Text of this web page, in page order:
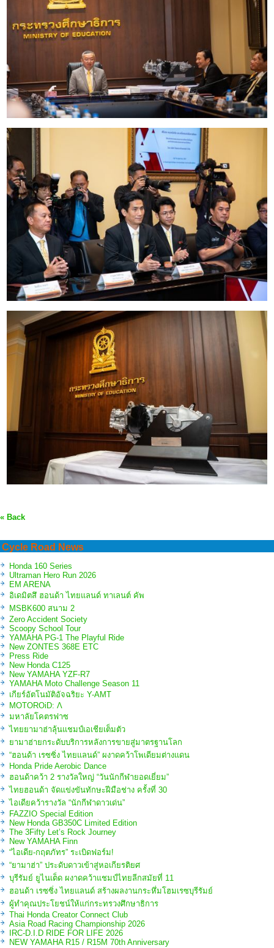
« Back
Cycle Road News
Honda 160 Series
Ultraman Hero Run 2026
EM ARENA
อิเดมิตสึ ฮอนด้า ไทยแลนด์ ทาเลนต์ คัพ
MSBK600 สนาม 2
Zero Accident Society
Scoopy School Tour
YAMAHA PG-1 The Playful Ride
New ZONTES 368E ETC
Press Ride
New Honda C125
New YAMAHA YZF-R7
YAMAHA Moto Challenge Season 11
เกียร์อัตโนมัติอัจฉริยะ Y-AMT
MOTOROiD: Λ
มหาลัยโคตรฟาซ
ไทยยามาฮ่าลุ้นแชมป์เอเชียเต็มตัว
ยามาฮ่ายกระดับบริการหลังการขายสู่มาตรฐานโลก
“ฮอนด้า เรซซิ่ง ไทยแลนด์” ผงาดคว้าโพเดียมต่างแดน
Honda Pride Aerobic Dance
ฮอนด้าคว้า 2 รางวัลใหญ่ “วันนักกีฬายอดเยี่ยม”
ไทยฮอนด้า จัดแข่งขันทักษะฝีมือช่าง ครั้งที่ 30
ไอเดียคว้ารางวัล “นักกีฬาดาวเด่น”
FAZZIO Special Edition
New Honda GB350C Limited Edition
The 3Fifty Let’s Rock Journey
New YAMAHA Finn
“ไอเดีย-กฤตภัทร” ระเบิดฟอร์ม!
“ยามาฮ่า” ประดับดาวเข้าสู่หอเกียรติยศ
บุรีรัมย์ ยูไนเต็ด ผงาดคว้าแชมป์ไทยลีกสมัยที่ 11
ฮอนด้า เรซซิ่ง ไทยแลนด์ สร้างผลงานกระหึ่มโฮมเรซบุรีรัมย์
ผู้ทำคุณประโยชน์ให้แก่กระทรวงศึกษาธิการ
Thai Honda Creator Connect Club
Asia Road Racing Championship 2026
IRC-D.I.D RIDE FOR LIFE 2026
NEW YAMAHA R15 / R15M 70th Anniversary